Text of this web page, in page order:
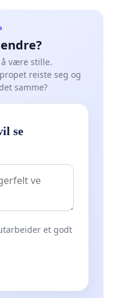
være stille.
reiste seg og
samme?
se
et godt